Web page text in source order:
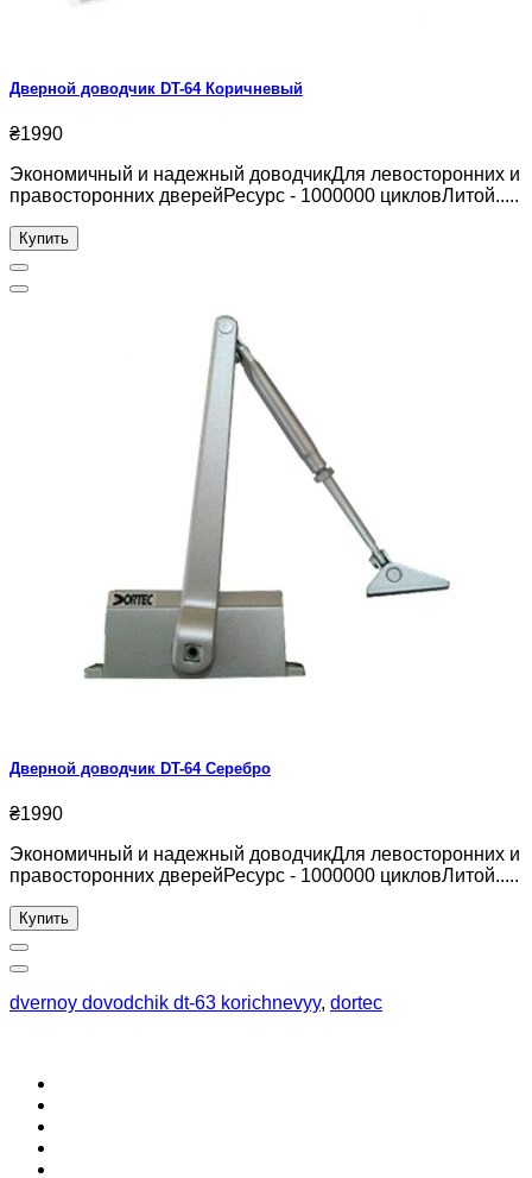
Дверной доводчик DT-64 Коричневый
₴1990
Экономичный и надежный доводчикДля левосторонних и
правосторонних дверейРесурс - 1000000 цикловЛитой.....
Купить
Дверной доводчик DT-64 Серебро
₴1990
Экономичный и надежный доводчикДля левосторонних и
правосторонних дверейРесурс - 1000000 цикловЛитой.....
Купить
dvernoy dovodchik dt-63 korichnevyy, dortec